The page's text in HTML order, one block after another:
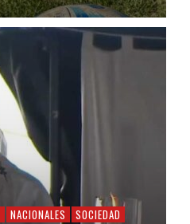
NACIONALES SOCIEDAD